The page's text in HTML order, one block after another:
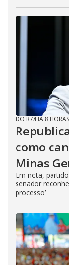
DO R7/HÁ 8 HORAS
como
Minas
Em nota,
senador
processo’